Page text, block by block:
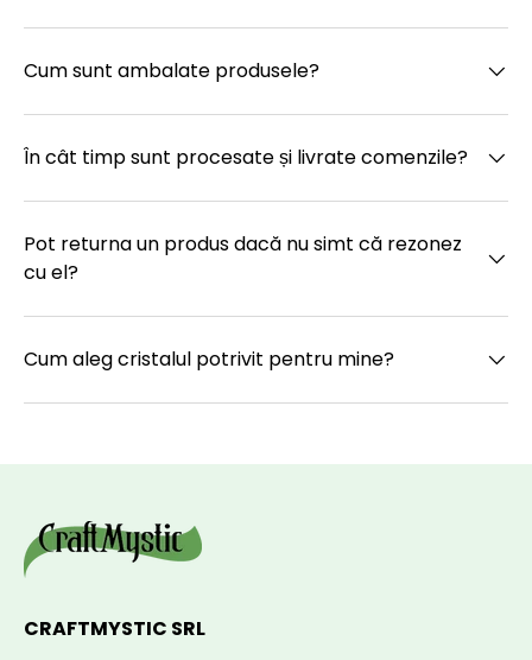
Cum sunt ambalate produsele?
În cât timp sunt procesate și livrate comenzile?
Pot returna un produs dacă nu simt că rezonez
cu el?
Cum aleg cristalul potrivit pentru mine?
CRAFTMYSTIC SRL